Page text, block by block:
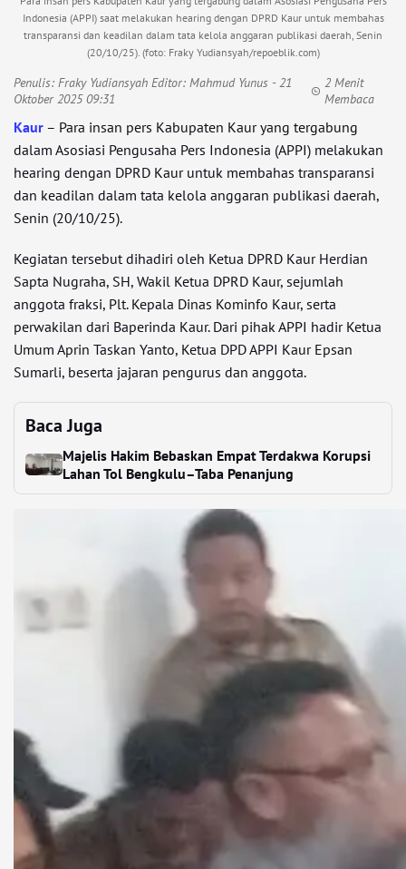
Indonesia (APPI) saat melakukan hearing dengan DPRD Kaur untuk membahas
transparansi dan keadilan dalam tata kelola anggaran publikasi daerah, Senin
(20/10/25). (foto: Fraky Yudiansyah/repoeblik.com)
Penulis: Fraky Yudiansyah Editor: Mahmud Yunus - 21
Oktober 2025 09:31
2 Menit
Membaca
Kaur – Para insan pers Kabupaten Kaur yang tergabung
dalam Asosiasi Pengusaha Pers Indonesia (APPI) melakukan
hearing dengan DPRD Kaur untuk membahas transparansi
dan keadilan dalam tata kelola anggaran publikasi daerah,
Senin (20/10/25).
Kegiatan tersebut dihadiri oleh Ketua DPRD Kaur Herdian
Sapta Nugraha, SH, Wakil Ketua DPRD Kaur, sejumlah
anggota fraksi, Plt. Kepala Dinas Kominfo Kaur, serta
perwakilan dari Baperinda Kaur. Dari pihak APPI hadir Ketua
Umum Aprin Taskan Yanto, Ketua DPD APPI Kaur Epsan
Sumarli, beserta jajaran pengurus dan anggota.
Baca Juga
Majelis Hakim Bebaskan Empat Terdakwa Korupsi
Lahan Tol Bengkulu–Taba Penanjung